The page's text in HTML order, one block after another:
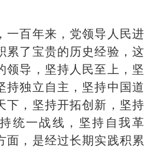
百年来，党领导人民进
累了宝贵的历史经验，这
领导，坚持人民至上，坚
持独立自主，坚持中国道
下，坚持开拓创新，坚持
统一战线，坚持自我革
面，是经过长期实践积累